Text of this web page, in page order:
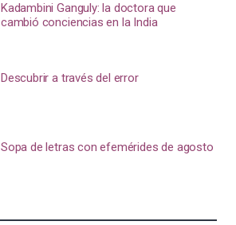
Kadambini Ganguly: la doctora que
cambió conciencias en la India
Descubrir a través del error
Sopa de letras con efemérides de agosto